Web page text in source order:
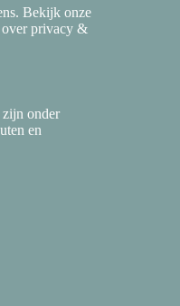
Bekijk onze
privacy &
zijn onder
en